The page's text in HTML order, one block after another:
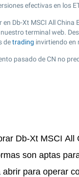
efectivas en los
en Db-Xt MSCI All
terminal web.
detrading invirtiendo en
pasado de CN no
Db-Xt MSCI All
son aptas
abrir para operar